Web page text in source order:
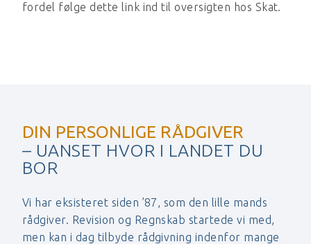
fordel følge dette link ind til oversigten hos Skat.
DIN PERSONLIGE RÅDGIVER
– UANSET HVOR I LANDET DU
BOR
Vi har eksisteret siden ’87, som den lille mands
rådgiver. Revision og Regnskab startede vi med,
men kan i dag tilbyde rådgivning indenfor mange